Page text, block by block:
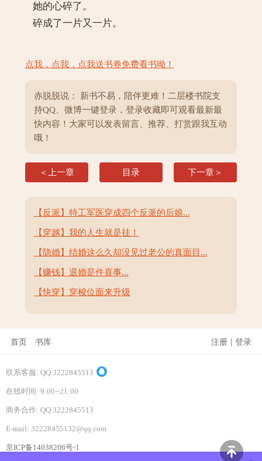
她的心碎了。
碎成了一片又一片。
点我，点我，点我送书券免费看书呦！
赤脱脱说： 新书不易，陪伴更难！二层楼书院支
持QQ、微博一键登录，登录收藏即可观看最新最
快内容！大家可以发表留言、推荐、打赏跟我互动
哦！
＜上一章 目录 下一章＞
【反派】特工军医穿成四个反派的后娘...
【穿越】我的人生就是挂！
【隐婚】结婚这么久却没见过老公的真面目...
【赚钱】退婚是件喜事...
【快穿】穿梭位面来升级
首页 书库 注册 | 登录
联系客服: QQ 3222845513
在线时间: 9:00--21:00
商务合作: QQ 3222845513
E-mail: 32228455132@qq.com
京ICP备14038206号-1